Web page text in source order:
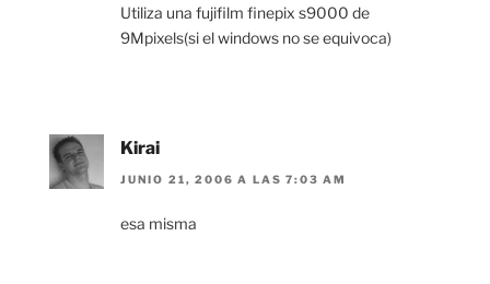
Utiliza una fujifilm finepix s9000 de
9Mpixels(si el windows no se equivoca)
Kirai
JUNIO 21, 2006 A LAS 7:03 AM
esa misma